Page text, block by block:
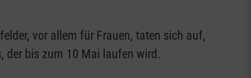
vor allem für Frauen, taten sich auf,
der bis zum 10 Mai laufen wird.